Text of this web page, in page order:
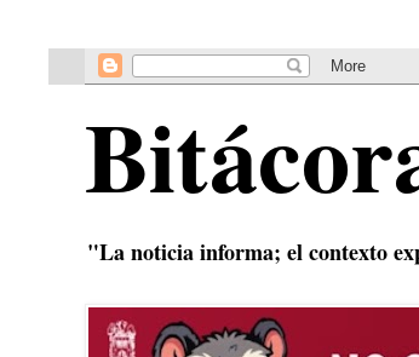
"La noticia informa; el contexto